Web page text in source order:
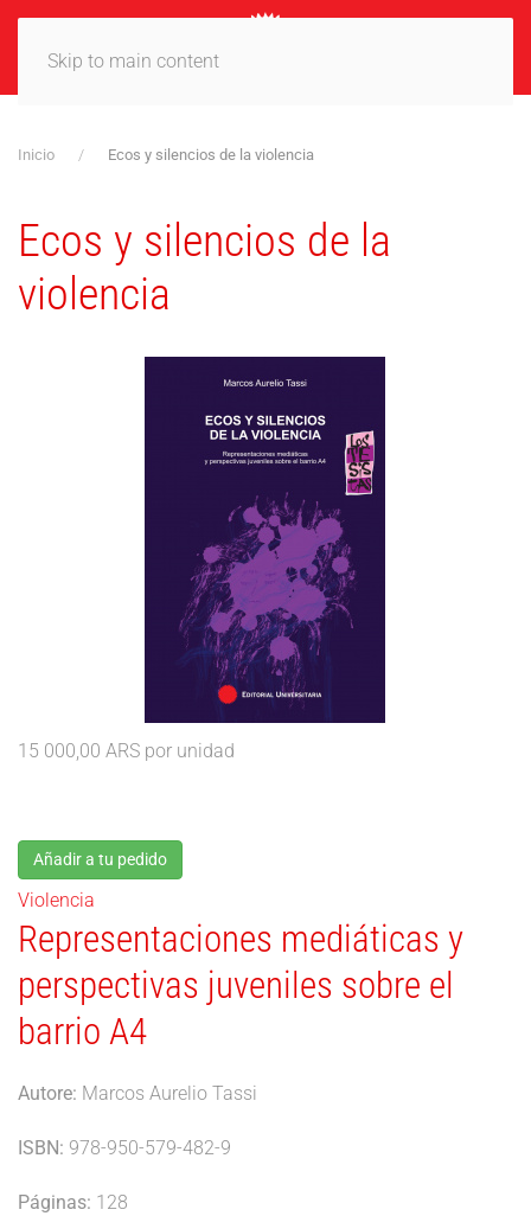
Skip to main content
Inicio Ecos y silencios de la violencia
Ecos y silencios de la
violencia
15 000,00 ARS por unidad
Añadir a tu pedido
Violencia
Representaciones mediáticas y
perspectivas juveniles sobre el
barrio A4
Autore: Marcos Aurelio Tassi
ISBN: 978-950-579-482-9
Páginas: 128